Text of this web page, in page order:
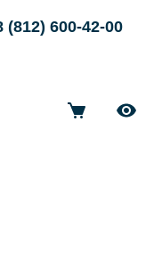
(812) 600-42-00